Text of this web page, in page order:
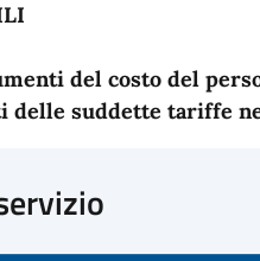
del costo del
delle suddette tariffe